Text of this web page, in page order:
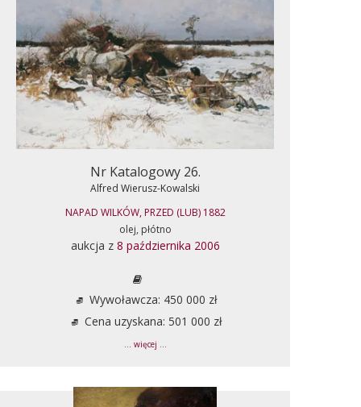
Nr Katalogowy 26.
Alfred Wierusz-Kowalski
NAPAD WILKÓW, PRZED (LUB) 1882
olej, płótno
aukcja z 8 października 2006
Wywoławcza: 450 000 zł
Cena uzyskana: 501 000 zł
... więcej ...